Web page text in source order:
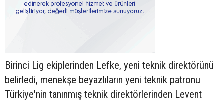
Birinci Lig ekiplerinden Lefke, yeni teknik direktörünü
belirledi, menekşe beyazlıların yeni teknik patronu
Türkiye'nin tanınmış teknik direktörlerinden Levent